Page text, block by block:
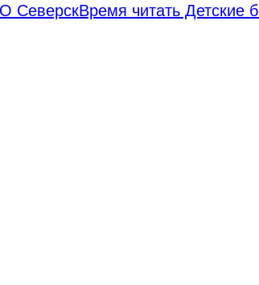
СеверскВремя читать Детские